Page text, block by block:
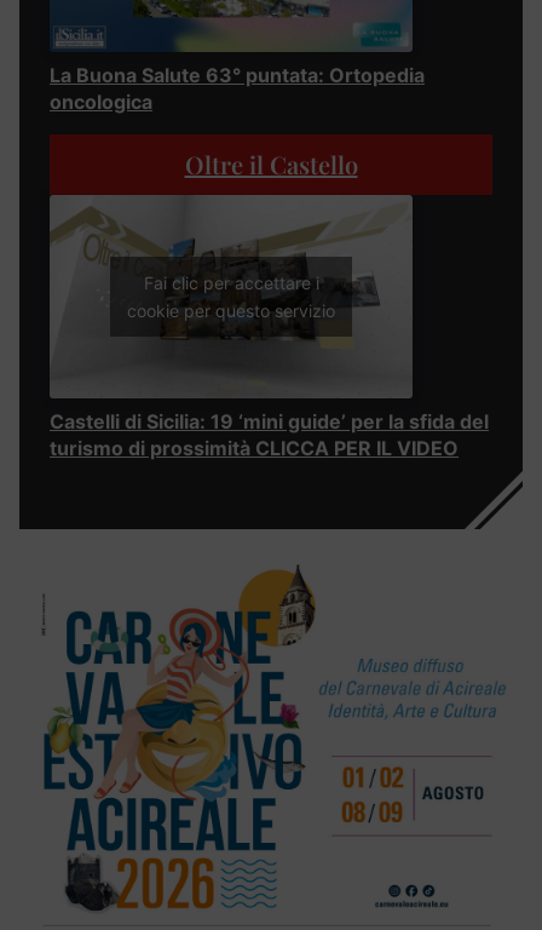
La Buona Salute 63° puntata: Ortopedia
oncologica
Oltre il Castello
Fai clic per accettare i
cookie per questo servizio
Castelli di Sicilia: 19 ‘mini guide’ per la sfida del
turismo di prossimità CLICCA PER IL VIDEO